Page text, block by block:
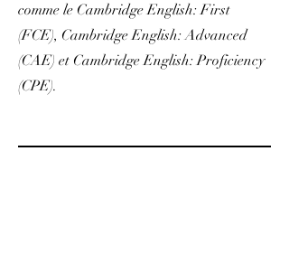
comme le Cambridge English: First
(FCE), Cambridge English: Advanced
(CAE) et Cambridge English: Proficiency
(CPE).